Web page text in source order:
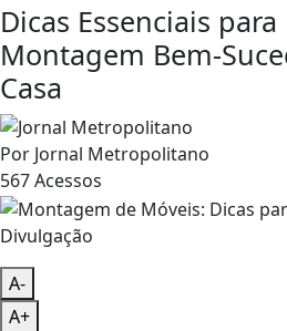
Dicas Essenciais
Montagem Bem-
Casa
Por Jornal Metropolitano
567Acessos
Divulgação
A-
A+